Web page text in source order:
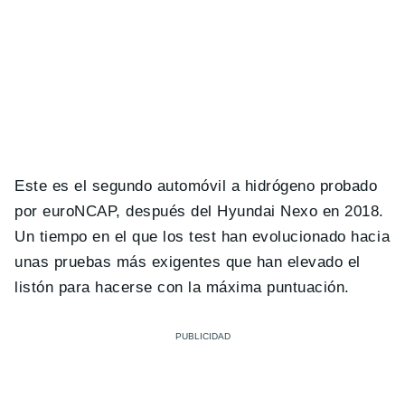
Este es el segundo automóvil a hidrógeno probado
por euroNCAP, después del Hyundai Nexo en 2018.
Un tiempo en el que los test han evolucionado hacia
unas pruebas más exigentes que han elevado el
listón para hacerse con la máxima puntuación.